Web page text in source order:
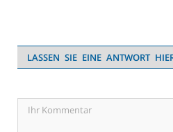
LASSEN SIE EINE ANTWORT